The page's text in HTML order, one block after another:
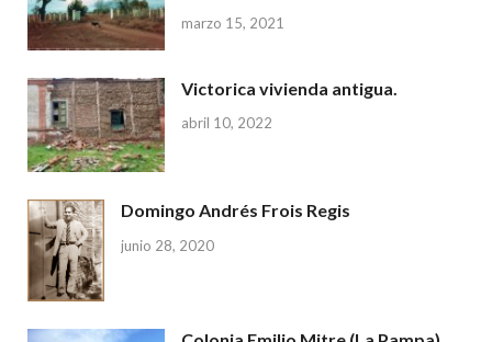
marzo 15, 2021
Victorica vivienda antigua.
abril 10, 2022
Domingo Andrés Frois Regis
junio 28, 2020